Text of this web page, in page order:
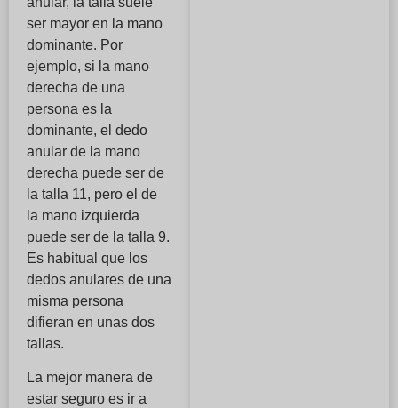
ser mayor en la mano
dominante. Por
ejemplo, si la mano
derecha de una
persona es la
dominante, el dedo
anular de la mano
derecha puede ser de
la talla 11, pero el de
la mano izquierda
puede ser de la talla 9.
Es habitual que los
dedos anulares de una
misma persona
difieran en unas dos
tallas.
La mejor manera de
estar seguro es ir a